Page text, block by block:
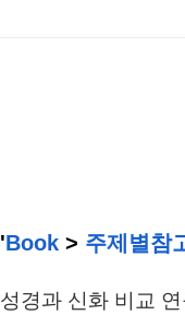
'Book > 주제별참
성경과 신화 비교